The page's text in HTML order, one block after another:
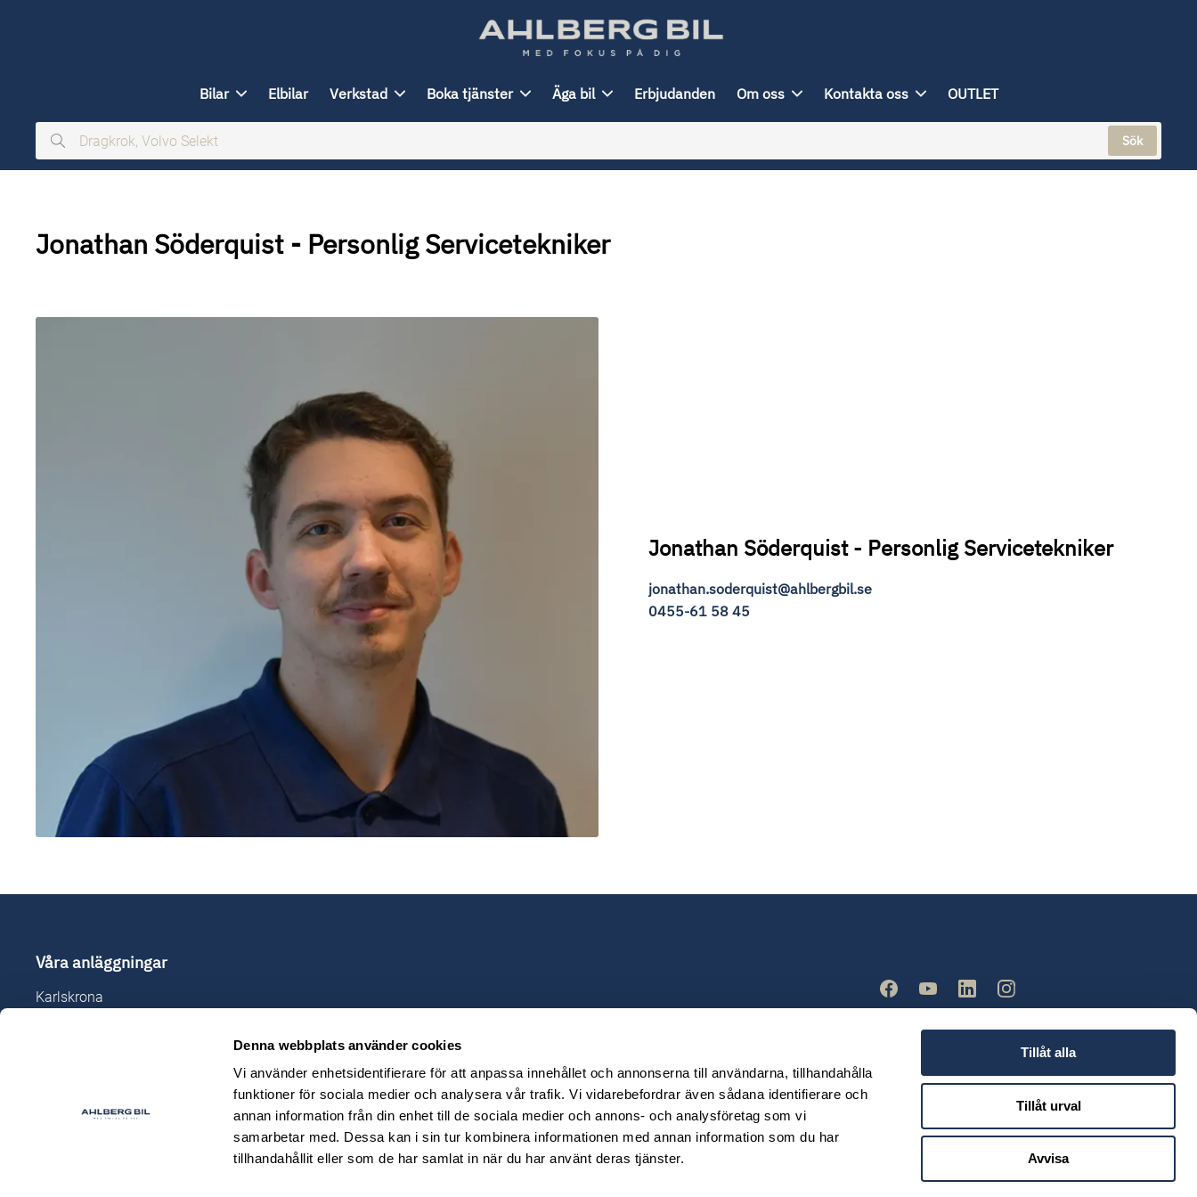
Denna webbplats använder cookies
Vi använder enhetsidentifierare för att anpassa innehållet och annonserna till användarna, tillhandahålla
funktioner för sociala medier och analysera vår trafik. Vi vidarebefordrar även sådana identifierare och
annan information från din enhet till de sociala medier och annons- och analysföretag som vi
samarbetar med. Dessa kan i sin tur kombinera informationen med annan information som du har
tillhandahållit eller som de har samlat in när du har använt deras tjänster.
Tillåt alla
Tillåt urval
Avvisa
Bilar Elbilar Verkstad Boka tjänster Äga bil Erbjudanden Om oss Kontakta oss OUTLET
Dragkrok,
Volvo
Sök
Jonathan Söderquist - Personlig Servicetekniker
Jonathan Söderquist - Personlig Servicetekniker
jonathan.soderquist@ahlbergbil.se
0455-61 58 45
Våra anläggningar
Karlskrona
© 2026 Ahlberg Bil